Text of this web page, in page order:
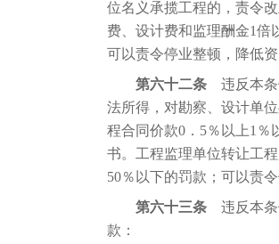
位名义承揽工程的，责令
费、设计费和监理酬金1倍
可以责令停业整顿，降低
第六十二条 违反本条
法所得，对勘察、设计单
程合同价款0．5％以上1
书。工程监理单位转让工
50％以下的罚款；可以责
第六十三条 违反本条
款：